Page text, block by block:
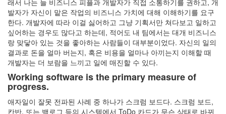
래서 나는 늘 비즈니스 피플과 개발자가 직접 소통하기를 권하고, 개
발자가 자신이 맡은 작업의 비즈니스 가치에 대해 이해하기를 요구
한다. 개발자에 따라 이걸 싫어하고 그냥 기획서만 쳐다보고 일하고
싶어하는 경우도 많다고 하는데, 적어도 내 팀에서는 대개 비즈니스
랑 맞닿아 있는 것을 좋아하는 사람들이 대부분이었다. 자신의 일의
결과로 돈을 얼마 버는지, 혹은 비용을 얼마나 아끼는지 이해할 때
개발자는 더 보람을 느끼고 일에 매진할 수 있다.
Working software is the primary measure of
progress.
애자일이 잘못 전파된 사례 중 하나가 스크럼 보드다. 스크럼 보드,
칸반, 또는 백로그 등의 시스템에서 ToDo 카드가 무슨 상태로 바뀌